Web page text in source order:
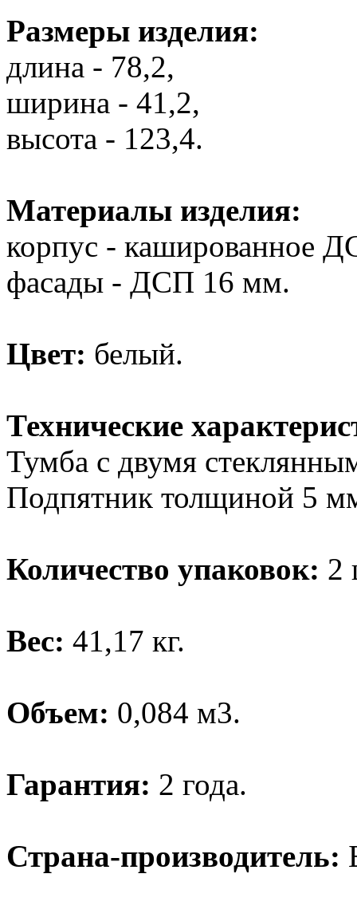
Размеры изделия:
длина - 78,2,
ширина - 41,2,
высота - 123,4.
Материалы изделия:
корпус - кашированное
фасады - ДСП 16 мм.
Цвет: белый.
Технические
Тумба с двумя
Подпятник толщиной 5
Количество упаковок: 2
Вес: 41,17 кг.
Объем: 0,084 м3.
Гарантия: 2 года.
Страна-производитель: